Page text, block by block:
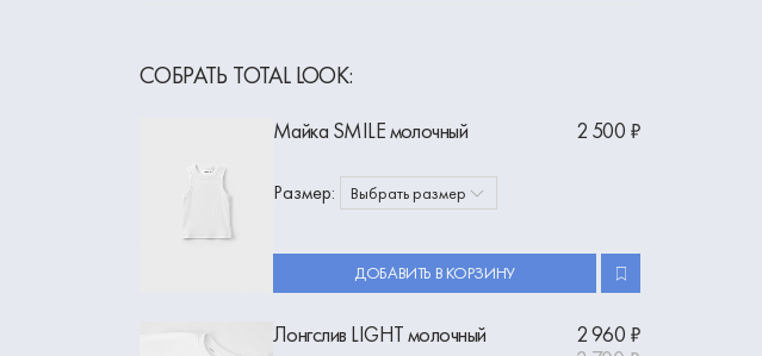
СОБРАТЬ TOTAL LOOK:
Майка SMILE молочный 2 500 ₽
Размер: Выбрать размер
ДОБАВИТЬ В КОРЗИНУ
Лонгслив LIGHT молочный
2 960 ₽